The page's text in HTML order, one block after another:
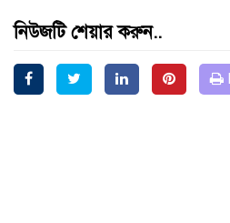
নিউজটি শেয়ার করুন..